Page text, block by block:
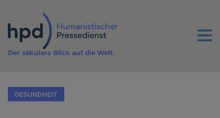
Inhalt
Menu
Der säkulare Blick auf die Welt.
GESUNDHEIT